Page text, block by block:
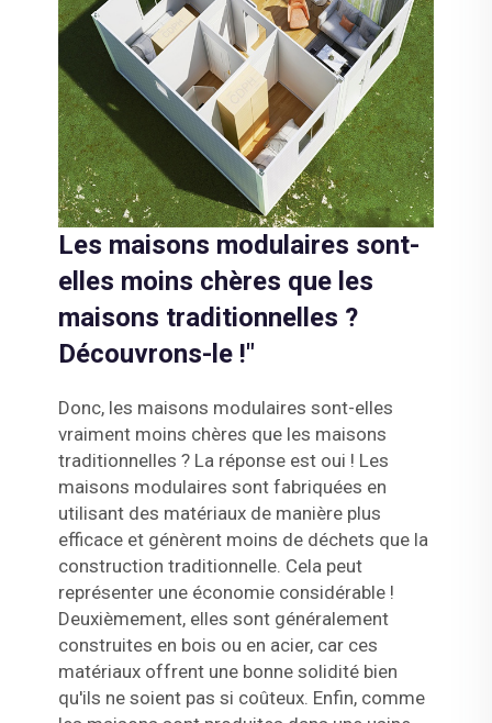
Les maisons modulaires sont-
elles moins chères que les
maisons traditionnelles ?
Découvrons-le !"
Donc, les maisons modulaires sont-elles
vraiment moins chères que les maisons
traditionnelles ? La réponse est oui ! Les
maisons modulaires sont fabriquées en
utilisant des matériaux de manière plus
efficace et génèrent moins de déchets que la
construction traditionnelle. Cela peut
représenter une économie considérable !
Deuxièmement, elles sont généralement
construites en bois ou en acier, car ces
matériaux offrent une bonne solidité bien
qu'ils ne soient pas si coûteux. Enfin, comme